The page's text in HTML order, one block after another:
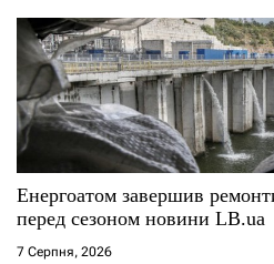
Енергоатом завершив
перед сезоном новини LB.ua
7 Серпня, 2026